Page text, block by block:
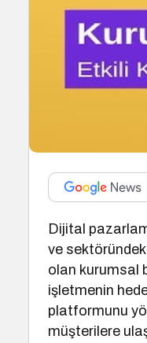
Dijital
ve
olan kurumsal
işletmenin
platformunu
müşterilere